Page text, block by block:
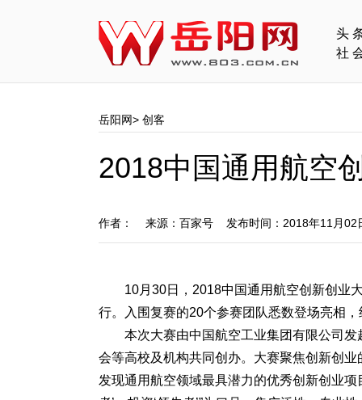
头
社
岳阳网> 创客
2018中国通用航空
作者： 来源：百家号 发布时间：2018年11月
10月30日，2018中国通用航空创新创业
行。入围复赛的20个参赛团队悉数登场亮相
本次大赛由中国航空工业集团有限公司
会等高校及机构共同创办。大赛聚焦创新创
发现通用航空领域最具潜力的优秀创新创业